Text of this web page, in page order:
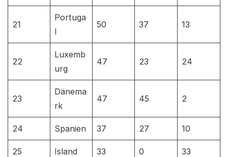
21
Portuga
l
50 37 13
22
Luxemb
urg
47 23 24
23
Dänema
rk
47 45 2
24 Spanien 37 27 10
25 Island 33 0 33